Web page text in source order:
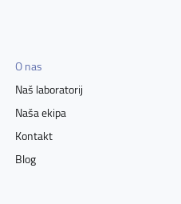
O nas
Naš laboratorij
Naša ekipa
Kontakt
Blog